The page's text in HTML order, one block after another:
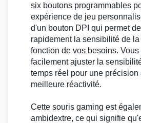
six boutons programmables
expérience de jeu
d'un bouton DPI qui permet
rapidement la sensibilité de
fonction de vos besoins. Vous
facilement ajuster la
temps réel pour une précision
meilleure réactivité.
Cette souris gaming est
ambidextre, ce qui signifie